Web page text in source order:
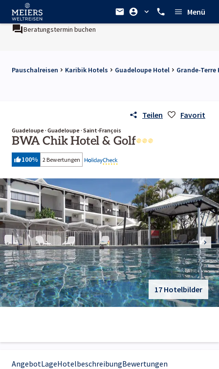
Menü
Beratungstermin buchen
Pauschalreisen Karibik Hotels Guadeloupe Hotel Grande-Terre
Teilen Favorit
Guadeloupe · Guadeloupe · Saint-François
BWA Chik Hotel & Golf
100% 2 Bewertungen
17 Hotelbilder
AngebotLageHotelbeschreibungBewertungen